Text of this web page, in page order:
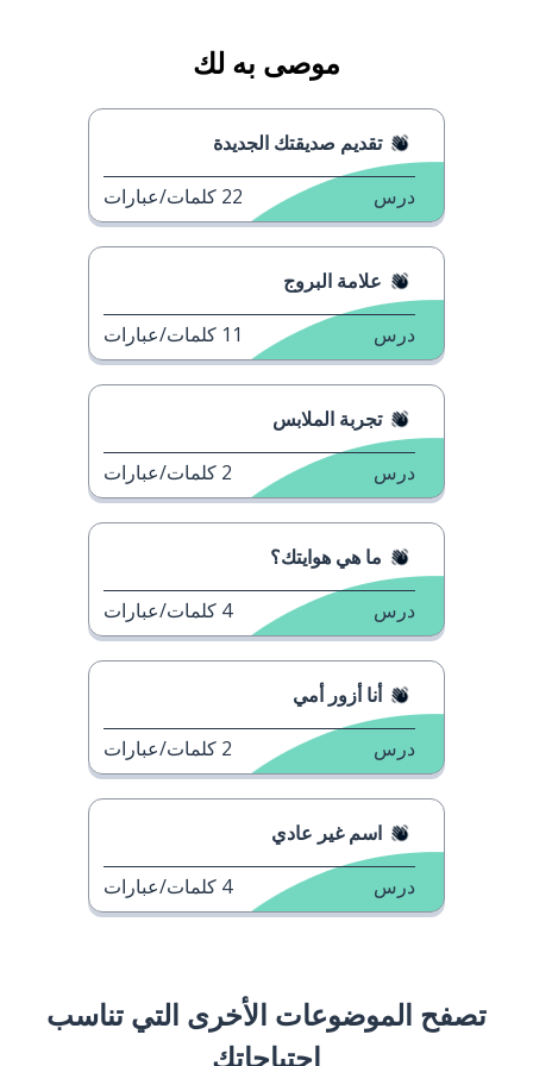
موصى به لك
تقديم صديقتك الجديدة
درس 22 كلمات/عبارات
علامة البروج
درس 11 كلمات/عبارات
تجربة الملابس
درس 2 كلمات/عبارات
ما هي هوايتك؟
درس 4 كلمات/عبارات
أنا أزور أمي
درس 2 كلمات/عبارات
اسم غير عادي
درس 4 كلمات/عبارات
تصفح الموضوعات الأخرى التي تناسب
احتياجاتك